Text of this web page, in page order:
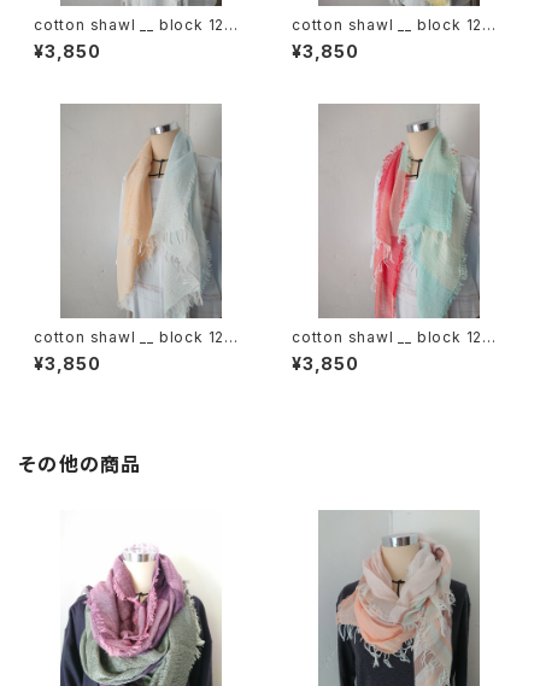
cotton shawl __ block 120
白木蓮w
¥3,850
cotton shawl __ block 120
天泣w
¥3,850
cotton shawl __ block 120
朝朗w
¥3,850
cotton shawl __ block 120
春曙w
¥3,850
その他の商品